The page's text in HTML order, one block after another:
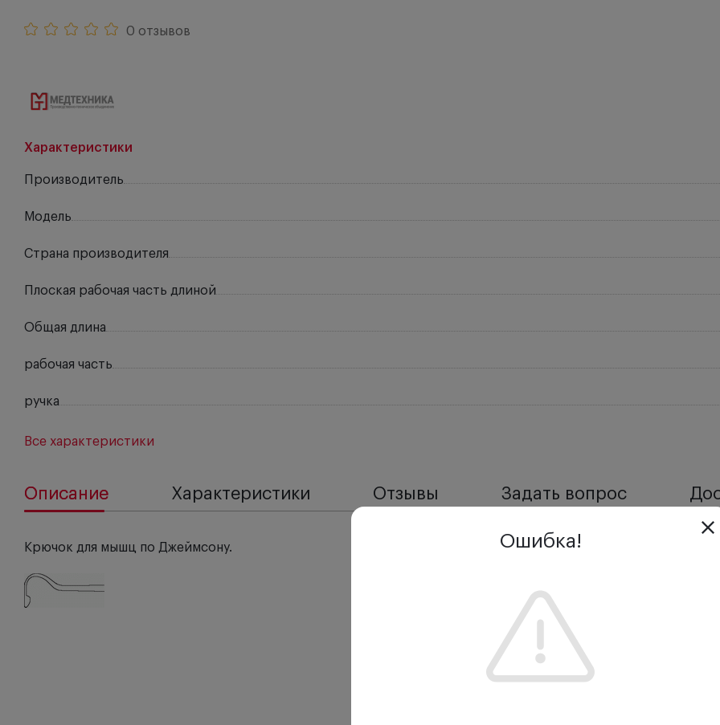
0 отзывов
Характеристики
Производитель
Модель
Страна производителя
Плоская рабочая часть длиной
Общая длина
рабочая часть
ручка
Все характеристики
Описание Характеристики Отзывы Задать вопрос
Крючок для мышц по Джеймсону. Ошибка!